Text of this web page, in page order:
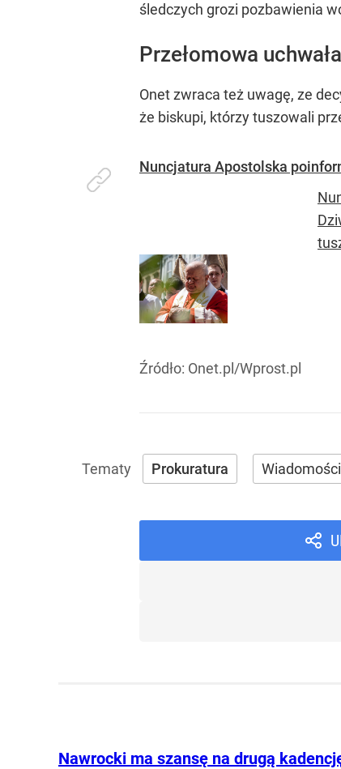
śledczych grozi pozbawienia
Przełomowa
Onet zwraca też uwagę, ze
że biskupi, którzy tuszowali
Nuncjatura Apostolska
Źródło: Onet.pl/Wprost.pl
Prokuratura Wiadomości
Nawrocki ma szansę na drugą